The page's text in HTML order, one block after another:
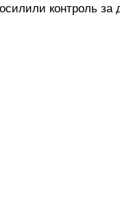
контроль за